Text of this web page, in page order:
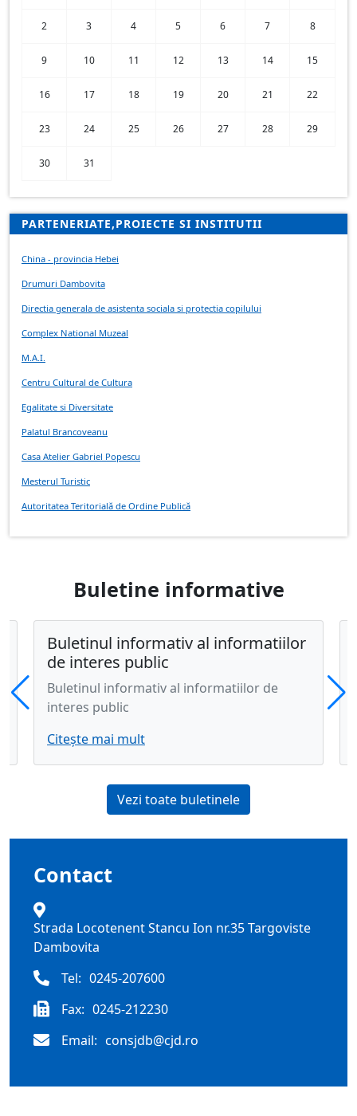
2 3 4 5 6 7 8
9 10 11 12 13 14 15
16 17 18 19 20 21 22
23 24 25 26 27 28 29
30 31
PARTENERIATE,PROIECTE SI INSTITUTII
China - provincia Hebei
Drumuri Dambovita
Directia generala de asistenta sociala si protectia copilului
Complex National Muzeal
M.A.I.
Centru Cultural de Cultura
Egalitate si Diversitate
Palatul Brancoveanu
Casa Atelier Gabriel Popescu
Mesterul Turistic
Autoritatea Teritorială de Ordine Publică
Reducerea riscurilor la nivel județean
Pestera Ialomitei
ATOP Dambovita
CARPATMONTANA SERV
Deseurilor In Judetul Dambovita"
Sistem Informatic integrat
Proiect Interreg VI C
Compania de apa
Buletine informative
Buletinul informativ al informatiilor
de interes public
Buletinul informativ al informatiilor de
interes public
Citește mai mult
Vezi toate buletinele
Contact
Strada Locotenent Stancu Ion nr.35 Targoviste
Dambovita
Tel: 0245-207600
Fax: 0245-212230
Email: consjdb@cjd.ro